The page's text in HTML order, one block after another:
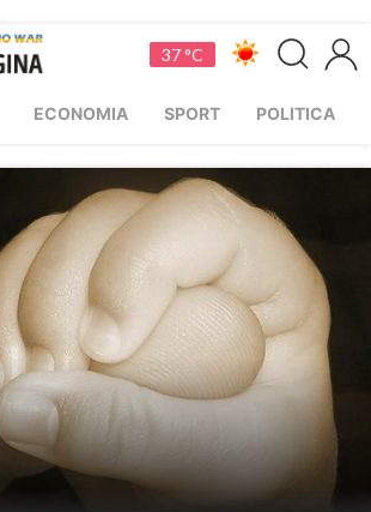
37 °C
ECONOMIA SPORT POLITICA